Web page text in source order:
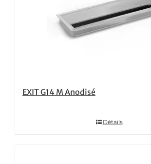
EXIT G14 M Anodisé
Détails